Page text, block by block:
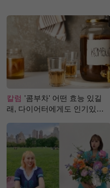
칼럼 '콤부차' 어떤 효능 있길
래, 다이어터에게도 인기있는